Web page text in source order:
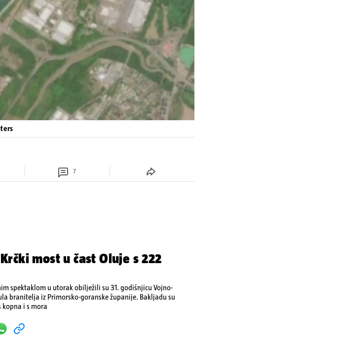
Pokretanje videa...
7
most u čast Oluje s 222
spektaklom u utorak obilježili su 31. godišnjicu Vojno-
branitelja iz Primorsko-goranske županije. Bakljadu su
i s mora